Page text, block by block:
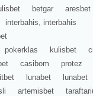
betgar
aresbet
interbahis, interbahis
pokerklas kulisbet
casibom
protez
lunabet
lunabet
artemisbet